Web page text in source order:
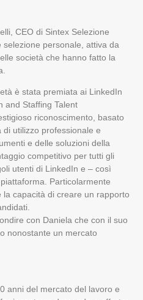
CEO di Sintex Selezione
personale, attiva da
società che hanno fatto la
è stata premiata ai LinkedIn
and Staffing Talent
riconoscimento, basato
utilizzo professionale e
e delle soluzioni della
competitivo per tutti gli
utenti di LinkedIn e – così
Particolarmente
capacità di creare un rapporto
con Daniela che con il suo
nonostante un mercato
anni del mercato del lavoro e